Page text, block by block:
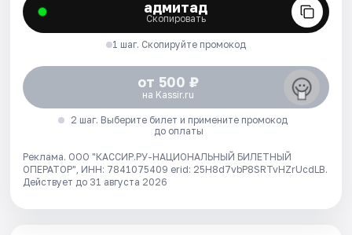
адмитад
Скопировать
1 шаг. Скопируйте промокод
от 500 ₽
на Kassir.ru
2 шаг. Выберите билет и примените промокод
до оплаты
Реклама. ООО "КАССИР.РУ-НАЦИОНАЛЬНЫЙ БИЛЕТНЫЙ
ОПЕРАТОР", ИНН: 7841075409 erid: 25H8d7vbP8SRTvHZrUcdLB.
Действует до 31 августа 2026